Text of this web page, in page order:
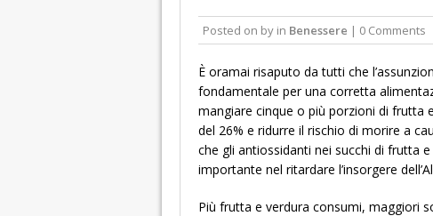
Posted on by in Benessere | 0 Comments
È oramai risaputo da tutti che
fondamentale per una corretta
mangiare cinque o più porzioni di frutta
del 26% e ridurre il rischio di morire a
che gli antiossidanti nei succhi di frutta
importante nel ritardare l’insorgere
Più frutta e verdura consumi, maggiori